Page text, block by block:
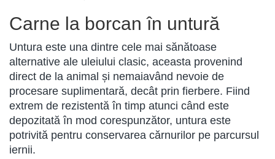
Carne la borcan în untură
Untura este una dintre cele mai sănătoase
alternative ale uleiului clasic, aceasta provenind
direct de la animal și nemaiavând nevoie de
procesare suplimentară, decât prin fierbere. Fiind
extrem de rezistentă în timp atunci când este
depozitată în mod corespunzător, untura este
potrivită pentru conservarea cărnurilor pe parcursul
iernii.